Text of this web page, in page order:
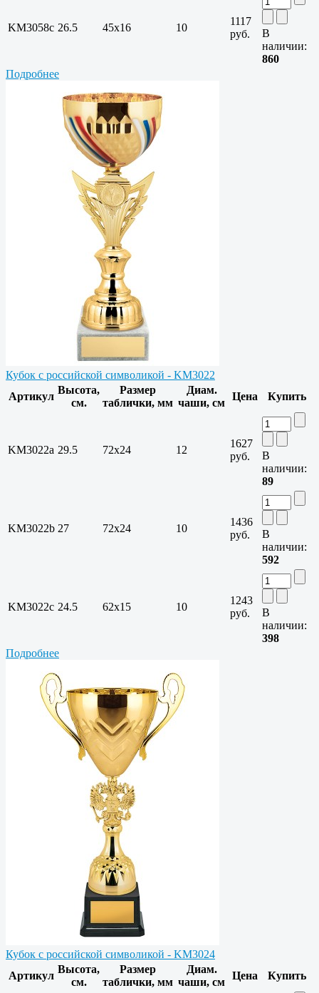
KM3058c 26.5 45х16 10
1117
руб.
В
наличии:
860
Подробнее
Кубок с российской символикой - KM3022
Артикул
Высота,
см.
Размер
таблички, мм
Диам.
чаши, см
Цена Купить
KM3022a 29.5 72х24 12
1627
руб.
В
наличии:
89
KM3022b 27 72х24 10
1436
руб.
В
наличии:
592
KM3022c 24.5 62х15 10
1243
руб.
В
наличии:
398
Подробнее
Кубок с российской символикой - KM3024
Артикул
Высота,
см.
Размер
таблички, мм
Диам.
чаши, см
Цена Купить